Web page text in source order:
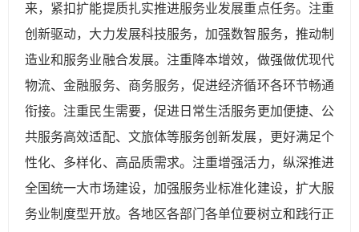
来，紧扣扩能提质扎实推进服务业发展重点任务。注重
创新驱动，大力发展科技服务，加强数智服务，推动制
造业和服务业融合发展。注重降本增效，做强做优现代
物流、金融服务、商务服务，促进经济循环各环节畅通
衔接。注重民生需要，促进日常生活服务更加便捷、公
共服务高效适配、文旅体等服务创新发展，更好满足个
性化、多样化、高品质需求。注重增强活力，纵深推进
全国统一大市场建设，加强服务业标准化建设，扩大服
务业制度型开放。各地区各部门各单位要树立和践行正